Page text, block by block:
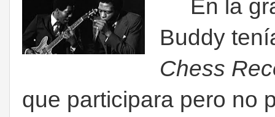
En la
Buddy
Chess
que participara pero no